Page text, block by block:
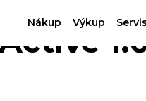
Nákup Výkup Servis